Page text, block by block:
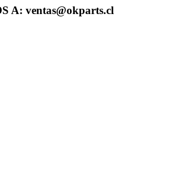
A: ventas@okparts.cl